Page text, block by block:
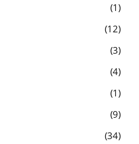
1
12
3
4
1
9
34